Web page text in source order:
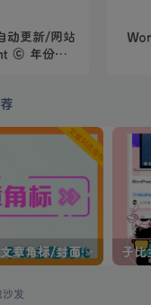
动更新/网站
© 年份，
子比主题美化/ 文章角标/封面图底部美化代码教程
沙发